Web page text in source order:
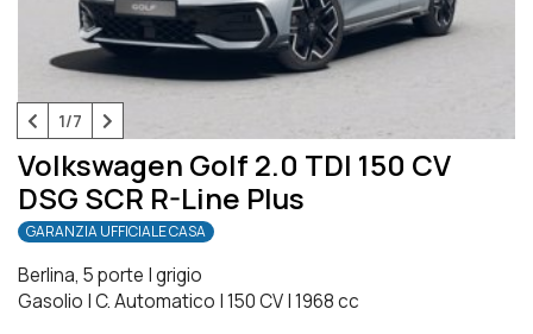
1/7
Volkswagen Golf 2.0 TDI 150 CV
DSG SCR R-Line Plus
GARANZIA UFFICIALE CASA
Berlina, 5 porte |grigio
Gasolio |C. Automatico |150 CV|1968 cc